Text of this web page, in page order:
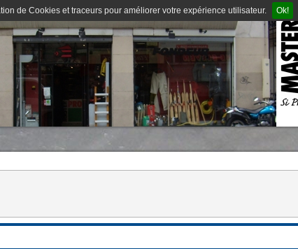
de Cookies et traceurs pour améliorer votre expérience utilisateur. Ok!